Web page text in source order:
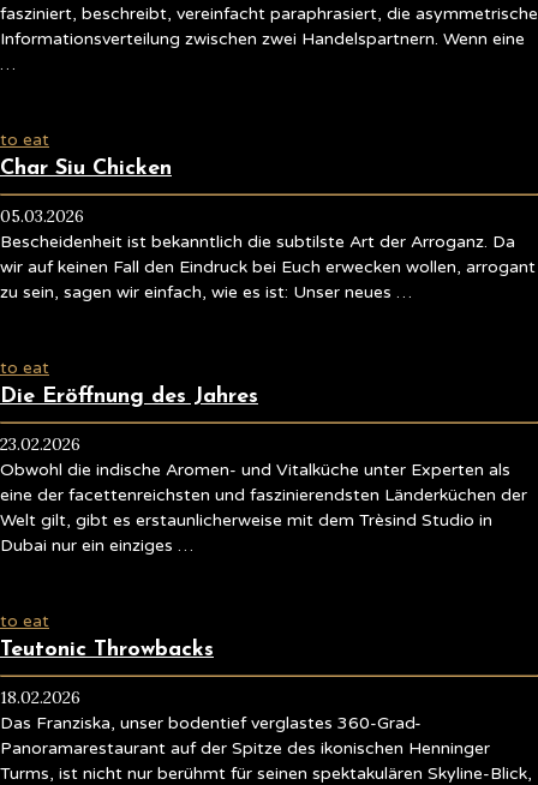
fasziniert, beschreibt, vereinfacht paraphrasiert, die asymmetrische
Informationsverteilung zwischen zwei Handelspartnern. Wenn eine
…
to eat
Char Siu Chicken
05.03.2026
Bescheidenheit ist bekanntlich die subtilste Art der Arroganz. Da
wir auf keinen Fall den Eindruck bei Euch erwecken wollen, arrogant
zu sein, sagen wir einfach, wie es ist: Unser neues …
to eat
Die Eröffnung des Jahres
23.02.2026
Obwohl die indische Aromen- und Vitalküche unter Experten als
eine der facettenreichsten und faszinierendsten Länderküchen der
Welt gilt, gibt es erstaunlicherweise mit dem Trèsind Studio in
Dubai nur ein einziges …
to eat
Teutonic Throwbacks
18.02.2026
Das Franziska, unser bodentief verglastes 360-Grad-
Panoramarestaurant auf der Spitze des ikonischen Henninger
Turms, ist nicht nur berühmt für seinen spektakulären Skyline-Blick,